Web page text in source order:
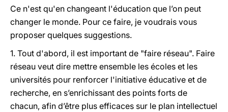
Ce n'est qu'en changeant l'éducation que l’on peut
changer le monde. Pour ce faire, je voudrais vous
proposer quelques suggestions.
1. Tout d'abord, il est important de "faire réseau". Faire
réseau veut dire mettre ensemble les écoles et les
universités pour renforcer l'initiative éducative et de
recherche, en s’enrichissant des points forts de
chacun, afin d’être plus efficaces sur le plan intellectuel